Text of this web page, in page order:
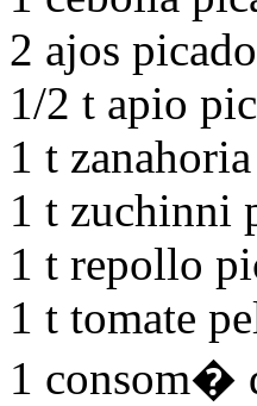
2 ajos
1/2 t apio
1 t
1 t zuchinni
1 t repollo
1 t tomate
1 consom�